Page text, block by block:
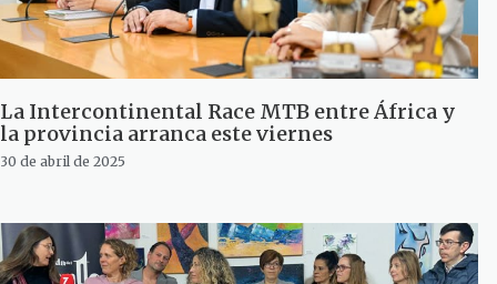
La Intercontinental Race MTB entre África y
la provincia arranca este viernes
30 de abril de 2025